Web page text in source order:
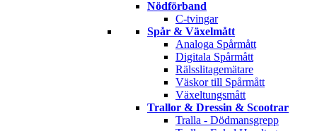
Nödförband
C-tvingar
Spår & Växelmått
Analoga Spårmått
Digitala Spårmått
Rälsslitagemätare
Väskor till Spårmått
Växeltungsmått
Trallor & Dressin & Scootrar
Tralla - Dödmansgrepp